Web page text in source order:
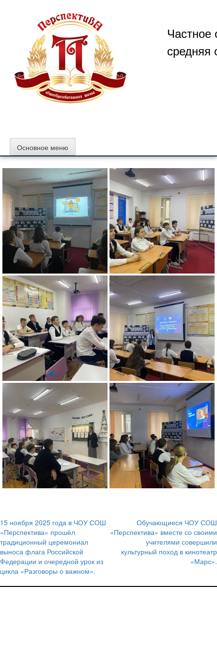
содержимому
Частное
средняя
Основное меню
Навигация
по
записям
15 ноября 2025 года в ЧОУ СОШ
«Перспектива» прошёл
традиционный церемониал
выноса флага Российской
Федерации и очередной урок из
цикла «Разговоры о важном».
Обучающиеся ЧОУ СОШ
«Перспектива» вместе со своими
учителями совершили
культурный поход в кинотеатр
«Марс».